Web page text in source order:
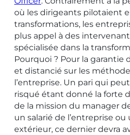
où les dirigeants pilotaient
transformations, les
plus appel à des
spécialisée dans la
Pourquoi ? Pour la garantie
et distancié sur les
l’entreprise. Un pari qui
risqué étant donné la forte
de la mission du manager
un salarié de l’entreprise
extérieur, ce dernier devra